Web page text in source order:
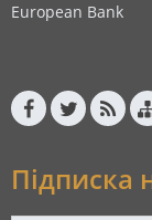
European Bank
Підписка